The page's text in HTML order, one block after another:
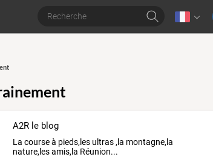
A2R le blog
La course à pieds,les ultras ,la montagne,la
nature,les amis,la Réunion...